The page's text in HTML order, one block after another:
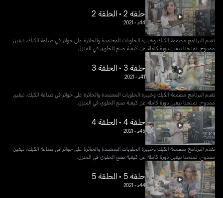
حلقة 2 • الحلقة 2
44د •
2021
تقدم البرنامج مصممة الكيك وخبيرة الحلويات المعتمدة والحائزة على جوائز في صناعة الكيك، نيفين
ممدوح. تمنحنا نيفين دورة كاملة عن كيفية صنع الحلوى في المنزل.
حلقة 3 • الحلقة 3
41د •
2021
تقدم البرنامج مصممة الكيك وخبيرة الحلويات المعتمدة والحائزة على جوائز في صناعة الكيك، نيفين
ممدوح. تمنحنا نيفين دورة كاملة عن كيفية صنع الحلوى في المنزل.
حلقة 4 • الحلقة 4
45د •
2021
تقدم البرنامج مصممة الكيك وخبيرة الحلويات المعتمدة والحائزة على جوائز في صناعة الكيك، نيفين
ممدوح. تمنحنا نيفين دورة كاملة عن كيفية صنع الحلوى في المنزل.
حلقة 5 • الحلقة 5
44د •
2021